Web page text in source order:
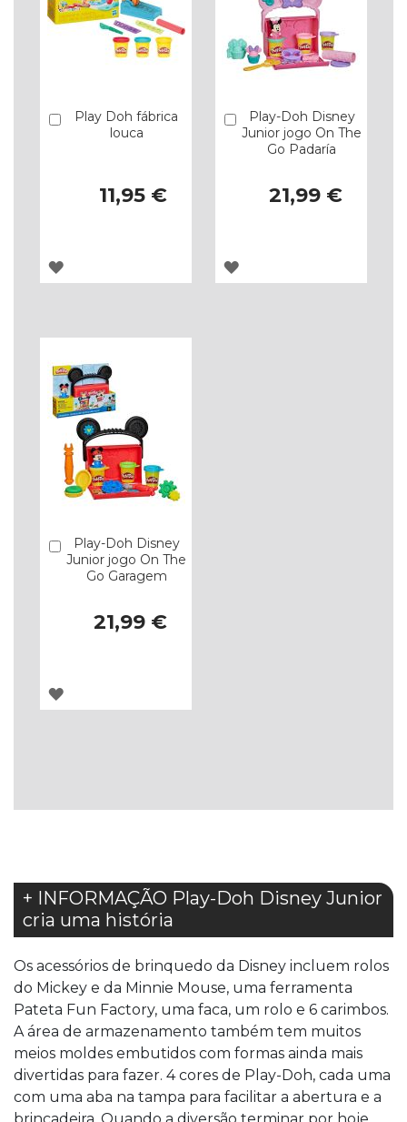
Play Doh fábrica
louca
11,95 €
Comprar
ADICIONAR
DE
DESEJOS
Play-Doh Disney
Junior jogo On The
Go Padaría
21,99 €
Comprar
ADICIONAR
Play-Doh Disney
Junior jogo On The
Go Garagem
21,99 €
Comprar
ADICIONAR
+ INFORMAÇÃO Play-Doh Disney Junior
cria uma história
Os acessórios de brinquedo da Disney incluem rolos
do Mickey e da Minnie Mouse, uma ferramenta
Pateta Fun Factory, uma faca, um rolo e 6 carimbos.
A área de armazenamento também tem muitos
meios moldes embutidos com formas ainda mais
divertidas para fazer. 4 cores de Play-Doh, cada uma
com uma aba na tampa para facilitar a abertura e a